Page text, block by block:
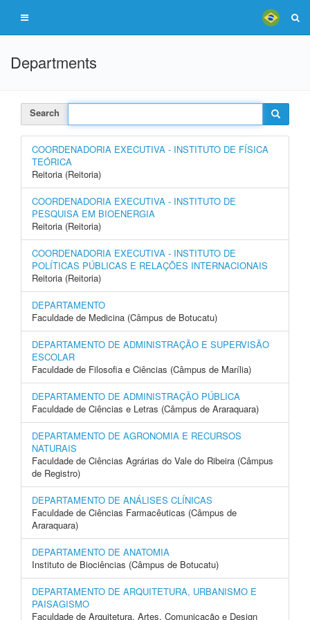
Departments
Search
COORDENADORIA EXECUTIVA - INSTITUTO DE FÍSICA
TEÓRICA
Reitoria (Reitoria)
COORDENADORIA EXECUTIVA - INSTITUTO DE
PESQUISA EM BIOENERGIA
Reitoria (Reitoria)
COORDENADORIA EXECUTIVA - INSTITUTO DE
POLÍTICAS PÚBLICAS E RELAÇÕES INTERNACIONAIS
Reitoria (Reitoria)
DEPARTAMENTO
Faculdade de Medicina (Câmpus de Botucatu)
DEPARTAMENTO DE ADMINISTRAÇÃO E SUPERVISÃO
ESCOLAR
Faculdade de Filosofia e Ciências (Câmpus de Marília)
DEPARTAMENTO DE ADMINISTRAÇÃO PÚBLICA
Faculdade de Ciências e Letras (Câmpus de Araraquara)
DEPARTAMENTO DE AGRONOMIA E RECURSOS
NATURAIS
Faculdade de Ciências Agrárias do Vale do Ribeira (Câmpus
de Registro)
DEPARTAMENTO DE ANÁLISES CLÍNICAS
Faculdade de Ciências Farmacêuticas (Câmpus de
Araraquara)
DEPARTAMENTO DE ANATOMIA
Instituto de Biociências (Câmpus de Botucatu)
DEPARTAMENTO DE ARQUITETURA, URBANISMO E
PAISAGISMO
Faculdade de Arquitetura, Artes, Comunicação e Design